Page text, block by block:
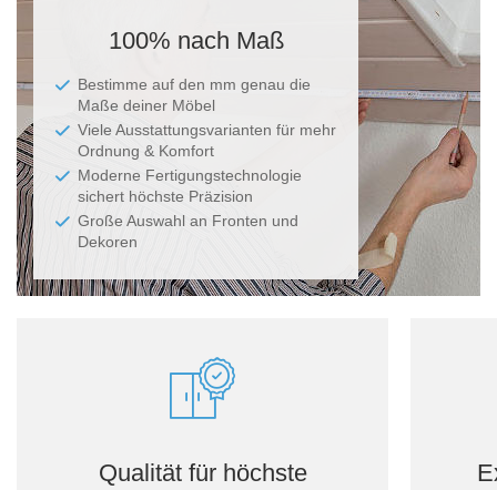
100% nach Maß
Bestimme auf den mm genau die
Maße deiner Möbel
Viele Ausstattungsvarianten für mehr
Ordnung & Komfort
Moderne Fertigungstechnologie
sichert höchste Präzision
Große Auswahl an Fronten und
Dekoren
Qualität für höchste